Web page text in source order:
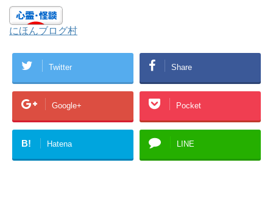
にほんブログ村
Twitter Share
Google+ Pocket
B! Hatena LINE